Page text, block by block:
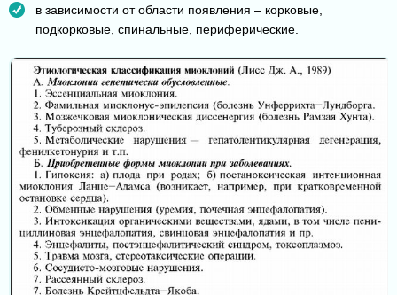
в зависимости от области появления – корковые,
подкорковые, спинальные, периферические.